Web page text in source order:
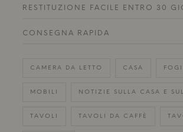
RESTITUZIONE FACILE ENTRO 30
CONSEGNA RAPIDA
CAMERA DA LETTO CASA
MOBILI NOTIZIE SULLA CASA E
TAVOLI TAVOLI DA CAFFÈ